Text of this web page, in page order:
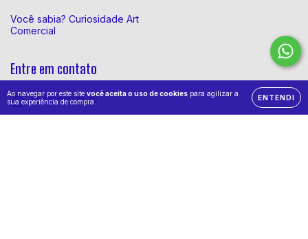
Ao navegar por este site você aceita o uso de cookies para agilizar a
sua experiência de compra.
ENTENDI
Você sabia? Curiosidade Art
Comercial
Entre em contato
558130327272